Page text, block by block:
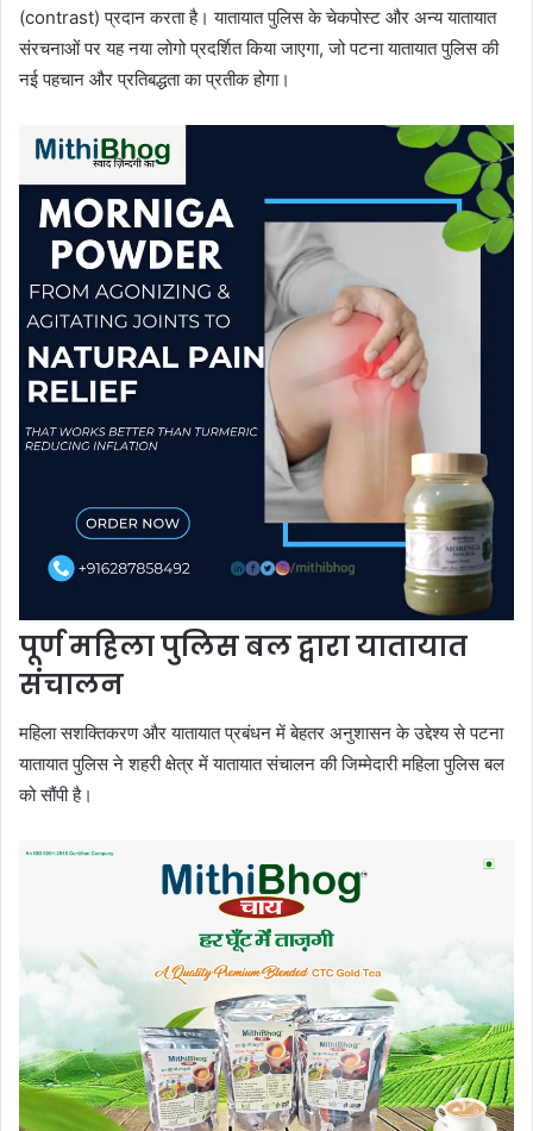
(contrast) प्रदान करता है। यातायात पुलिस के चेकपोस्ट और अन्य यातायात
संरचनाओं पर यह नया लोगो प्रदर्शित किया जाएगा, जो पटना यातायात पुलिस की
नई पहचान और प्रतिबद्धता का प्रतीक होगा।
पूर्ण महिला पुलिस बल द्वारा यातायात
संचालन
महिला सशक्तिकरण और यातायात प्रबंधन में बेहतर अनुशासन के उद्देश्य से पटना
यातायात पुलिस ने शहरी क्षेत्र में यातायात संचालन की जिम्मेदारी महिला पुलिस बल
को सौंपी है।